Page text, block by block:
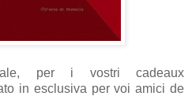
per i vostri cadeaux
in esclusiva per voi amici de